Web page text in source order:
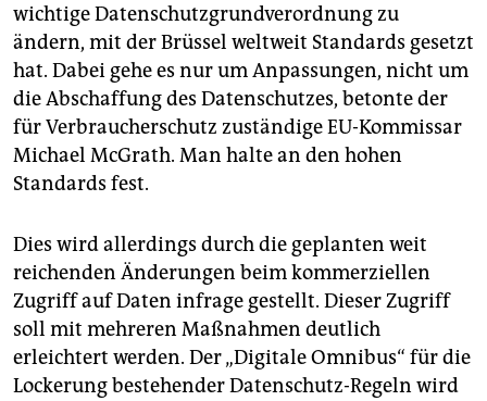
wichtige Datenschutzgrundverordnung zu
ändern, mit der Brüssel weltweit Standards gesetzt
hat. Dabei gehe es nur um Anpassungen, nicht um
die Abschaffung des Datenschutzes, betonte der
für Verbraucherschutz zuständige EU-Kommissar
Michael McGrath. Man halte an den hohen
Standards fest.
Dies wird allerdings durch die geplanten weit
reichenden Änderungen beim kommerziellen
Zugriff auf Daten infrage gestellt. Dieser Zugriff
soll mit mehreren Maßnahmen deutlich
erleichtert werden. Der „Digitale Omnibus“ für die
Lockerung bestehender Datenschutz-Regeln wird